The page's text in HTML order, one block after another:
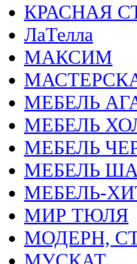
КРАСНАЯ
ЛаТелла
МАКСИМ
МЕБЕЛЬ
МЕБЕЛЬ
МЕБЕЛЬ
МЕБЕЛЬ
МЕБЕЛЬ-
МИР ТЮЛЯ
МОДЕРН,